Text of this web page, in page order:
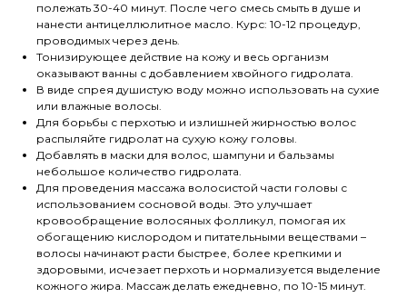
полежать 30-40 минут. После чего смесь смыть в душе и
нанести антицеллюлитное масло. Курс: 10-12 процедур,
проводимых через день.
Тонизирующее действие на кожу и весь организм
оказывают ванны с добавлением хвойного гидролата.
В виде спрея душистую воду можно использовать на сухие
или влажные волосы.
Для борьбы с перхотью и излишней жирностью волос
распыляйте гидролат на сухую кожу головы.
Добавлять в маски для волос, шампуни и бальзамы
небольшое количество гидролата.
Для проведения массажа волосистой части головы с
использованием сосновой воды. Это улучшает
кровообращение волосяных фолликул, помогая их
обогащению кислородом и питательными веществами –
волосы начинают расти быстрее, более крепкими и
здоровыми, исчезает перхоть и нормализуется выделение
кожного жира. Массаж делать ежедневно, по 10-15 минут.